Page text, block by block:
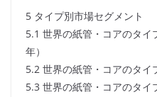
5 タイプ別市場セグメント
5.1 世界の紙管・コアのタイ
年）
5.2 世界の紙管・コアのタイ
5.3 世界の紙管・コアのタイ